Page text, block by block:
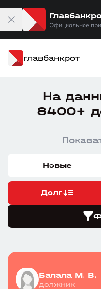
Официальное
главбанкрот
На
8400+
Новые
Долг
Балала М. В.
должник